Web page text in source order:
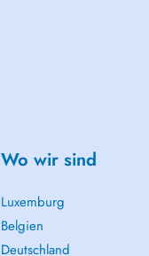
Wo wir sind
Luxemburg
Belgien
Deutschland